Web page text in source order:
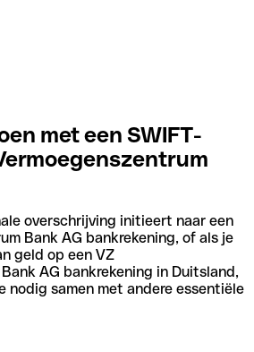
met een SWIFT-
overschrijving initieert naar een
Bank AG bankrekening, of als je
geld op een VZ
AG bankrekening in Duitsland,
nodig samen met andere essentiële